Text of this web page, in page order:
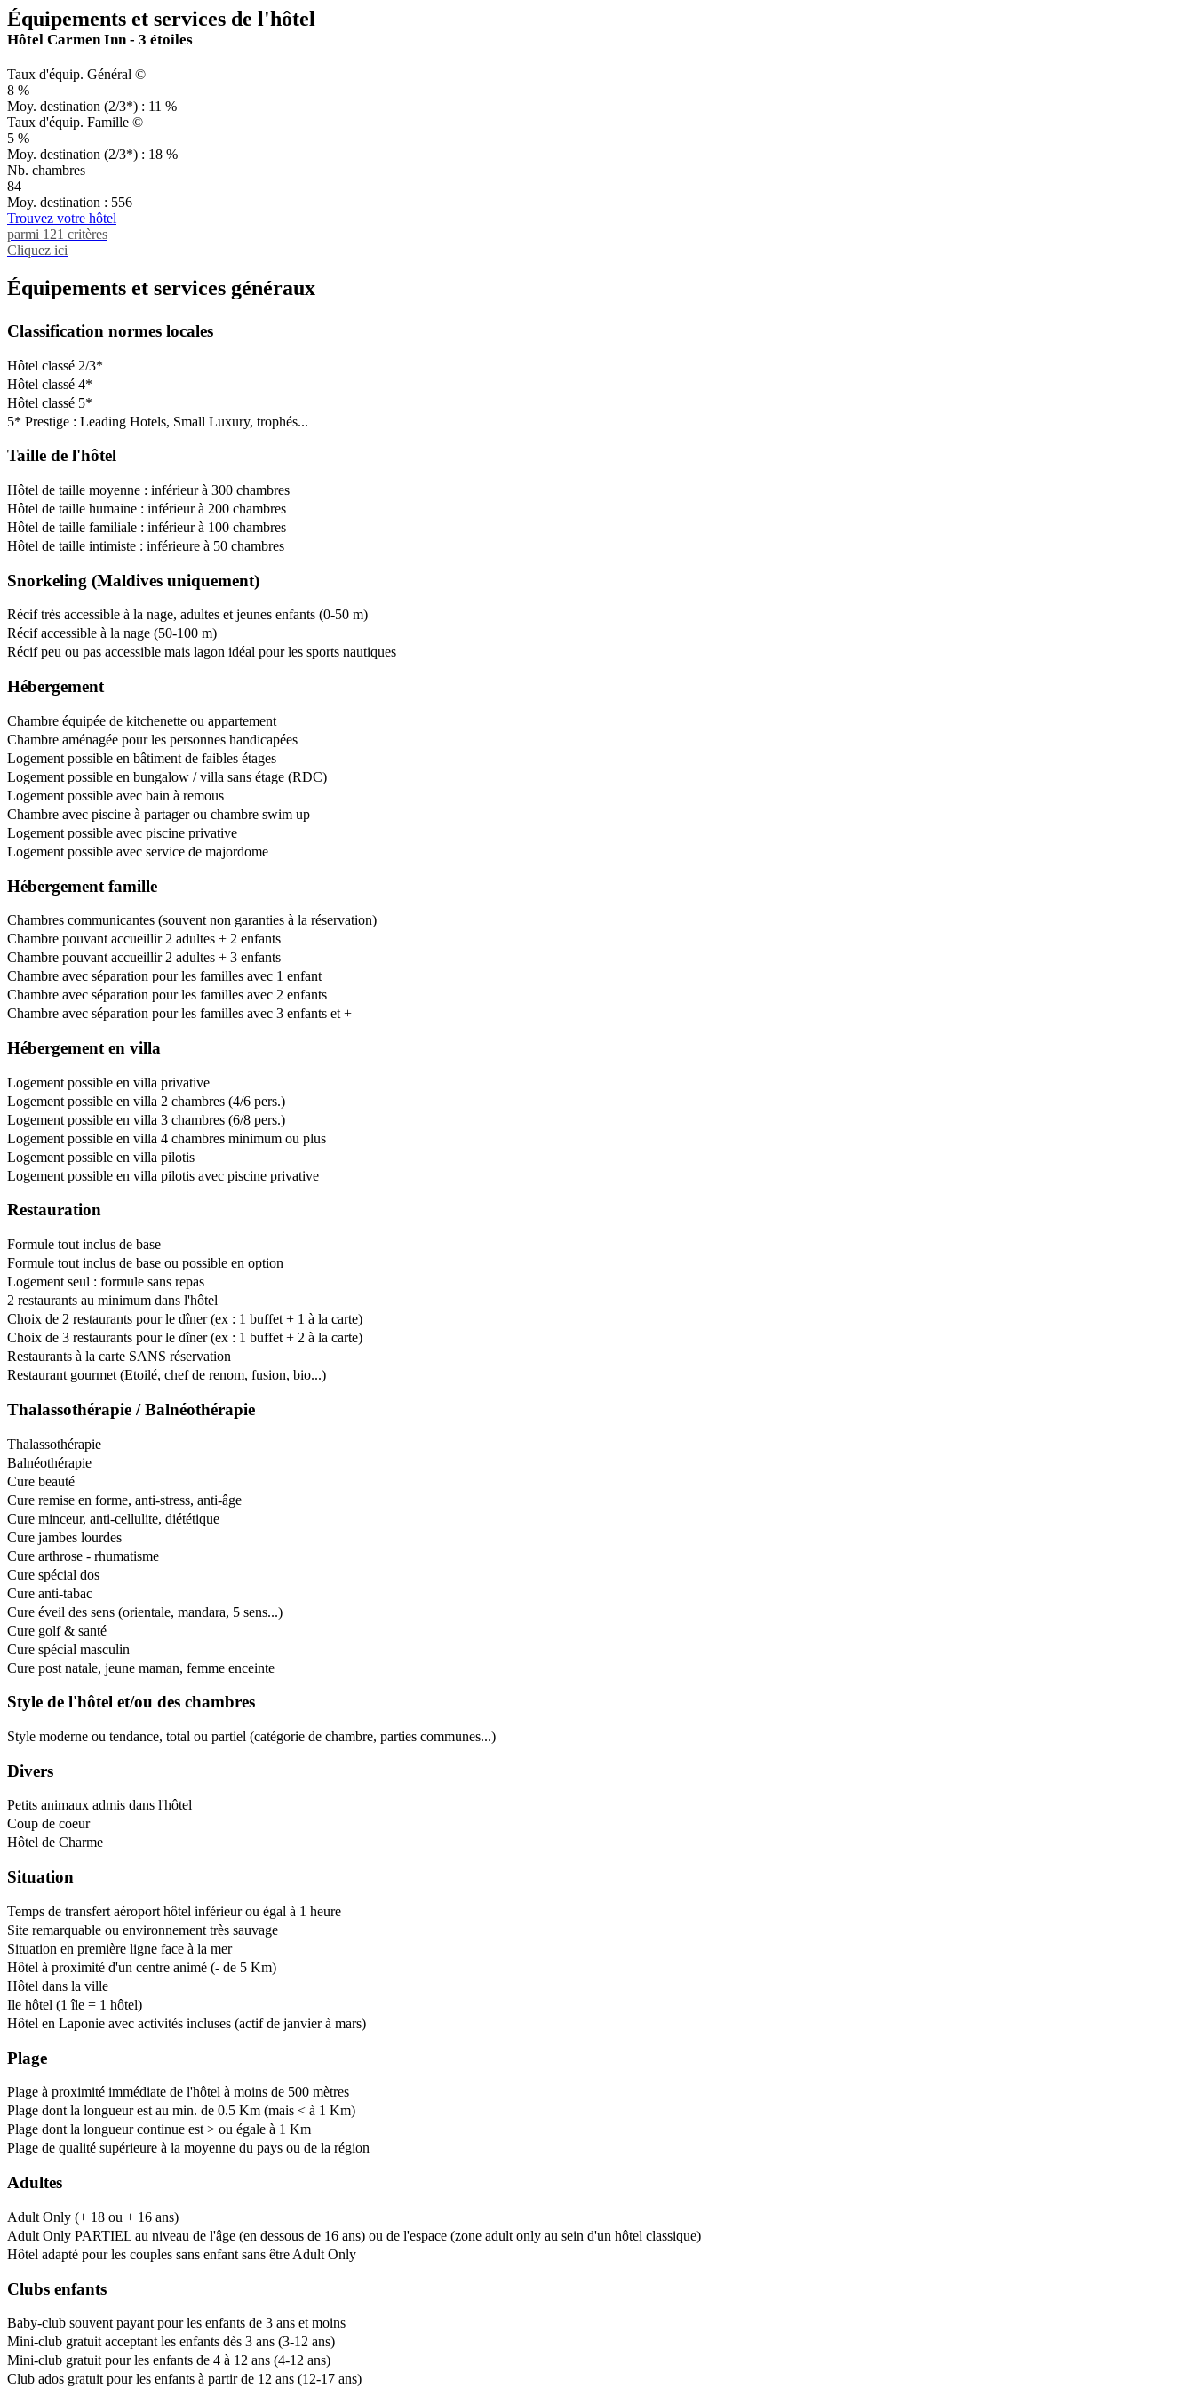
Équipements et services de l'hôtel
Hôtel Carmen Inn - 3 étoiles
Taux d'équip. Général ©
8 %
Moy. destination (2/3*) : 11 %
Taux d'équip. Famille ©
5 %
Moy. destination (2/3*) : 18 %
Nb. chambres
84
Moy. destination : 556
Trouvez votre hôtel
parmi 121 critères
Cliquez ici
Équipements et services généraux
Classification normes locales
Hôtel classé 2/3*
Hôtel classé 4*
Hôtel classé 5*
5* Prestige : Leading Hotels, Small Luxury, trophés...
Taille de l'hôtel
Hôtel de taille moyenne : inférieur à 300 chambres
Hôtel de taille humaine : inférieur à 200 chambres
Hôtel de taille familiale : inférieur à 100 chambres
Hôtel de taille intimiste : inférieure à 50 chambres
Snorkeling (Maldives uniquement)
Récif très accessible à la nage, adultes et jeunes enfants (0-50 m)
Récif accessible à la nage (50-100 m)
Récif peu ou pas accessible mais lagon idéal pour les sports nautiques
Hébergement
Chambre équipée de kitchenette ou appartement
Chambre aménagée pour les personnes handicapées
Logement possible en bâtiment de faibles étages
Logement possible en bungalow / villa sans étage (RDC)
Logement possible avec bain à remous
Chambre avec piscine à partager ou chambre swim up
Logement possible avec piscine privative
Logement possible avec service de majordome
Hébergement famille
Chambres communicantes (souvent non garanties à la réservation)
Chambre pouvant accueillir 2 adultes + 2 enfants
Chambre pouvant accueillir 2 adultes + 3 enfants
Chambre avec séparation pour les familles avec 1 enfant
Chambre avec séparation pour les familles avec 2 enfants
Chambre avec séparation pour les familles avec 3 enfants et +
Hébergement en villa
Logement possible en villa privative
Logement possible en villa 2 chambres (4/6 pers.)
Logement possible en villa 3 chambres (6/8 pers.)
Logement possible en villa 4 chambres minimum ou plus
Logement possible en villa pilotis
Logement possible en villa pilotis avec piscine privative
Restauration
Formule tout inclus de base
Formule tout inclus de base ou possible en option
Logement seul : formule sans repas
2 restaurants au minimum dans l'hôtel
Choix de 2 restaurants pour le dîner (ex : 1 buffet + 1 à la carte)
Choix de 3 restaurants pour le dîner (ex : 1 buffet + 2 à la carte)
Restaurants à la carte SANS réservation
Restaurant gourmet (Etoilé, chef de renom, fusion, bio...)
Thalassothérapie / Balnéothérapie
Thalassothérapie
Balnéothérapie
Cure beauté
Cure remise en forme, anti-stress, anti-âge
Cure minceur, anti-cellulite, diététique
Cure jambes lourdes
Cure arthrose - rhumatisme
Cure spécial dos
Cure anti-tabac
Cure éveil des sens (orientale, mandara, 5 sens...)
Cure golf & santé
Cure spécial masculin
Cure post natale, jeune maman, femme enceinte
Style de l'hôtel et/ou des chambres
Style moderne ou tendance, total ou partiel (catégorie de chambre, parties communes...)
Divers
Petits animaux admis dans l'hôtel
Coup de coeur
Hôtel de Charme
Situation
Temps de transfert aéroport hôtel inférieur ou égal à 1 heure
Site remarquable ou environnement très sauvage
Situation en première ligne face à la mer
Hôtel à proximité d'un centre animé (- de 5 Km)
Hôtel dans la ville
Ile hôtel (1 île = 1 hôtel)
Hôtel en Laponie avec activités incluses (actif de janvier à mars)
Plage
Plage à proximité immédiate de l'hôtel à moins de 500 mètres
Plage dont la longueur est au min. de 0.5 Km (mais < à 1 Km)
Plage dont la longueur continue est > ou égale à 1 Km
Plage de qualité supérieure à la moyenne du pays ou de la région
Adultes
Adult Only (+ 18 ou + 16 ans)
Adult Only PARTIEL au niveau de l'âge (en dessous de 16 ans) ou de l'espace (zone adult only au sein d'un hôtel classique)
Hôtel adapté pour les couples sans enfant sans être Adult Only
Clubs enfants
Baby-club souvent payant pour les enfants de 3 ans et moins
Mini-club gratuit acceptant les enfants dès 3 ans (3-12 ans)
Mini-club gratuit pour les enfants de 4 à 12 ans (4-12 ans)
Club ados gratuit pour les enfants à partir de 12 ans (12-17 ans)